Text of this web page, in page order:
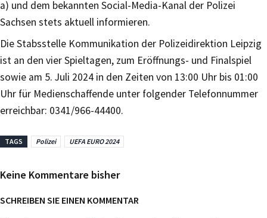
a) und dem bekannten Social-Media-Kanal der Polizei
Sachsen stets aktuell informieren.
Die Stabsstelle Kommunikation der Polizeidirektion Leipzig
ist an den vier Spieltagen, zum Eröffnungs- und Finalspiel
sowie am 5. Juli 2024 in den Zeiten von 13:00 Uhr bis 01:00
Uhr für Medienschaffende unter folgender Telefonnummer
erreichbar: 0341/966-44400.
TAGS Polizei UEFA EURO 2024
Keine Kommentare bisher
SCHREIBEN SIE EINEN KOMMENTAR